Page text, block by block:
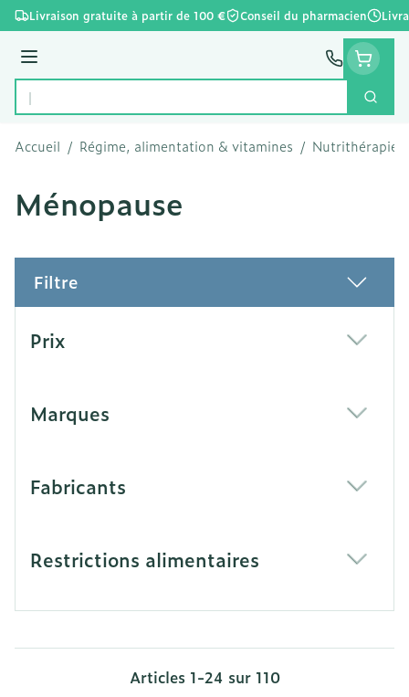
Aller au contenu
Livraison gratuite à partir de 100 € Conseil du pharmacien
Menu
Rechercher
Accueil / Régime, alimentation & vitamines / Nutrithérapie
Ménopause
Filtre
Prix
Marques
Fabricants
Restrictions alimentaires
Articles 1-24 sur 110